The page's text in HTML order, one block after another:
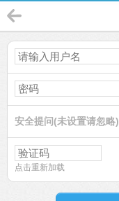
安全提问(未设置请忽略)
点击重新加载